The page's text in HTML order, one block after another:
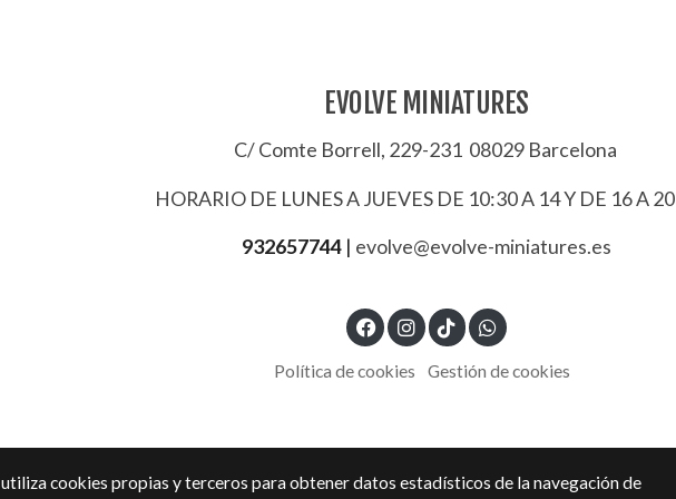
EVOLVE MINIATURES
C/ Comte Borrell, 229-231 08029 Barcelona
HORARIO DE LUNES A JUEVES DE 10:30 A 14 Y DE 16 A
932657744 | evolve@evolve-miniatures.es
Política de cookies Gestión de cookies
utiliza cookies propias y terceros para obtener datos estadísticos de la navegación de